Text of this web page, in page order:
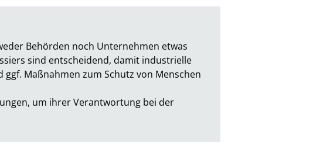
Behörden noch Unternehmen etwas
sind entscheidend, damit industrielle
Maßnahmen zum Schutz von Menschen
um ihrer Verantwortung bei der